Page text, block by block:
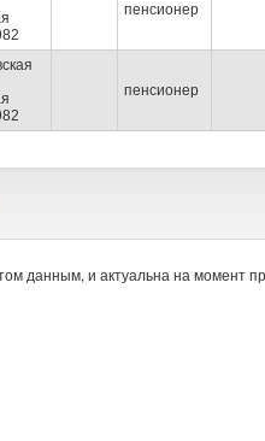
пенсионер
пенсионер
данным, и актуальна на момент